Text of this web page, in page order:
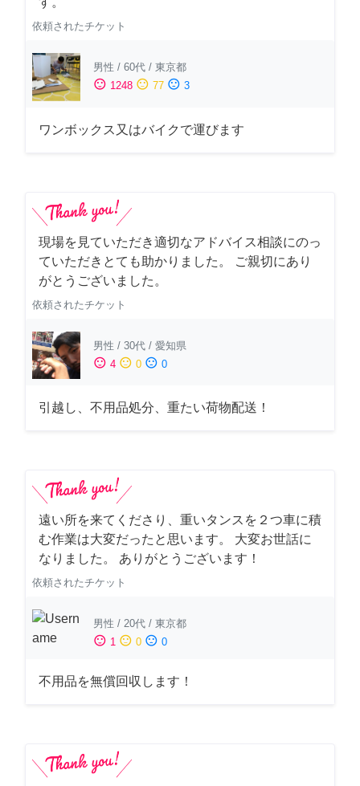
依頼されたチケット
男性 / 60代 / 東京都
sentiment_satisfied 1248 sentiment_neutral 77 sentiment_dissatisfied 3
ワンボックス又はバイクで運びます
現場を見ていただき適切なアドバイス相談にのっ
ていただきとても助かりました。 ご親切にあり
がとうございました。
依頼されたチケット
男性 / 30代 / 愛知県
sentiment_satisfied 4 sentiment_neutral 0 sentiment_dissatisfied 0
引越し、不用品処分、重たい荷物配送！
遠い所を来てくださり、重いタンスを２つ車に積
む作業は大変だったと思います。 大変お世話に
なりました。 ありがとうございます！
依頼されたチケット
男性 / 20代 / 東京都
sentiment_satisfied 1 sentiment_neutral 0 sentiment_dissatisfied 0
不用品を無償回収します！